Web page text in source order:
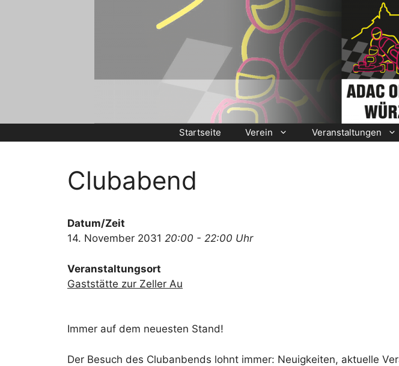
Startseite Verein Veranstaltungen
Clubabend
Datum/Zeit
14. November 2031 20:00 - 22:00 Uhr
Veranstaltungsort
Gaststätte zur Zeller Au
Immer auf dem neuesten Stand!
Der Besuch des Clubanbends lohnt immer: Neuigkeiten, aktuelle